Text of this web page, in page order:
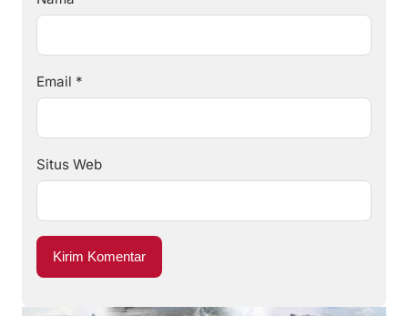
Email *
Situs Web